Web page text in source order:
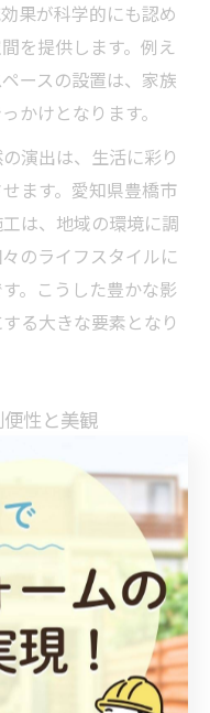
果が科学的にも認め
を提供します。例え
ースの設置は、家族
かけとなります。
演出は、生活に彩り
ます。愛知県豊橋市
は、地域の環境に調
のライフスタイルに
。こうした豊かな影
る大きな要素となり
性と美観
便性と美観を両立さ
す。外構工事では駐
機能的な要素を整備
を追求します。例え
計は安全性を高め、
、地域の気候や住環
見られます。例え